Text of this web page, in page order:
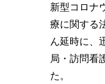
新型コロナ
療に関する
ん延時に、
局・訪問看
た。